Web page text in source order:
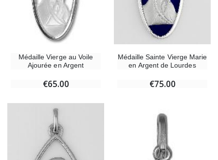
Médaille Vierge au Voile
Ajourée en Argent
€65.00
Médaille Sainte Vierge Marie
en Argent de Lourdes
€75.00